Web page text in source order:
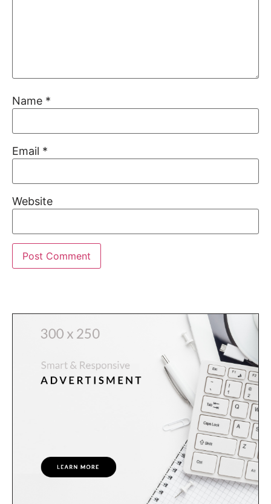
Name *
Email *
Website